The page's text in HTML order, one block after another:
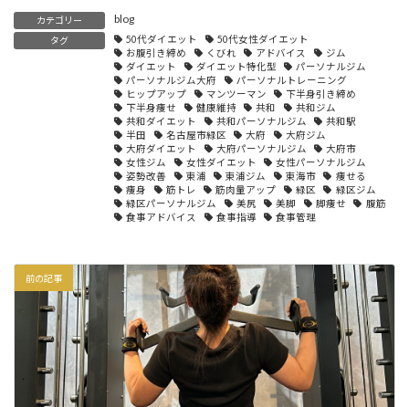
カテゴリー blog
タグ 50代ダイエット
50代女性ダイエット
お腹引き締め
くびれ アドバイス
ジム
ダイエット
ダイエット特化型
パーソナルジム
パーソナルジム大府
パーソナルトレーニング
ヒップアップ
マンツーマン
下半身引き締め
下半身痩せ
健康維持 共和
共和ジム
共和ダイエット
共和パーソナルジム
共和駅
半田
名古屋市緑区 大府
大府ジム
大府ダイエット
大府パーソナルジム
大府市
女性ジム
女性ダイエット
女性パーソナルジム
姿勢改善
東浦 東浦ジム 東海市
痩せる
痩身
筋トレ 筋肉量アップ 緑区
緑区ジム
緑区パーソナルジム
美尻 美脚 脚痩せ
腹筋
食事アドバイス
食事指導 食事管理
前の記事